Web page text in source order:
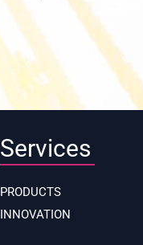
Services
PRODUCTS
INNOVATION